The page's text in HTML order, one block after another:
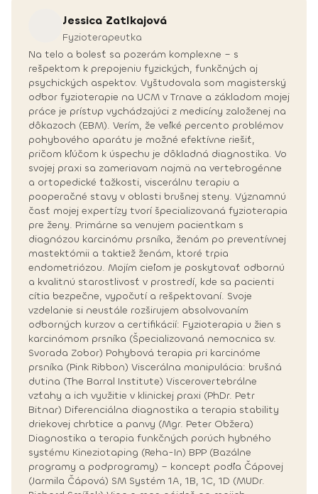
Jessica Zatlkajová
Fyzioterapeutka
Na telo a bolesť sa pozerám komplexne – s
rešpektom k prepojeniu fyzických, funkčných aj
psychických aspektov. Vyštudovala som magisterský
odbor fyzioterapie na UCM v Trnave a základom mojej
práce je prístup vychádzajúci z medicíny založenej na
dôkazoch (EBM). Verím, že veľké percento problémov
pohybového aparátu je možné efektívne riešiť,
pričom kľúčom k úspechu je dôkladná diagnostika. Vo
svojej praxi sa zameriavam najmä na vertebrogénne
a ortopedické ťažkosti, viscerálnu terapiu a
pooperačné stavy v oblasti brušnej steny. Významnú
časť mojej expertízy tvorí špecializovaná fyzioterapia
pre ženy. Primárne sa venujem pacientkam s
diagnózou karcinómu prsníka, ženám po preventívnej
mastektómii a taktiež ženám, ktoré trpia
endometriózou. Mojím cieľom je poskytovať odbornú
a kvalitnú starostlivosť v prostredí, kde sa pacienti
cítia bezpečne, vypočutí a rešpektovaní. Svoje
vzdelanie si neustále rozširujem absolvovaním
odborných kurzov a certifikácií: Fyzioterapia u žien s
karcinómom prsníka (Špecializovaná nemocnica sv.
Svorada Zobor) Pohybová terapia pri karcinóme
prsníka (Pink Ribbon) Viscerálna manipulácia: brušná
dutina (The Barral Institute) Viscerovertebrálne
vzťahy a ich využitie v klinickej praxi (PhDr. Petr
Bitnar) Diferenciálna diagnostika a terapia stability
driekovej chrbtice a panvy (Mgr. Peter Obžera)
Diagnostika a terapia funkčných porúch hybného
systému Kineziotaping (Reha-In) BPP (Bazálne
programy a podprogramy) – koncept podľa Čápovej
(Jarmila Čápová) SM Systém 1A, 1B, 1C, 1D (MUDr.